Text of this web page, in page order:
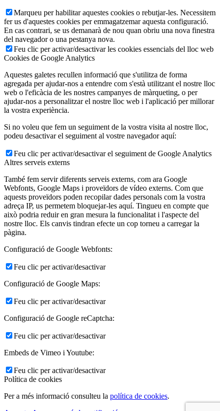
Marqueu per habilitar aquestes cookies o rebutjar-les. Necessitem
fer us d'aquestes cookies per emmagatzemar aquesta configuració.
En cas contrari, se us demanarà de nou quan obriu una nova finestra
del navegador o una pestanya nova.
Feu clic per activar/desactivar les cookies essencials del lloc web
Cookies de Google Analytics
Aquestes galetes recullen informació que s'utilitza de forma
agregada per ajudar-nos a entendre com s'està utilitzant el nostre lloc
web o l'eficàcia de les nostres campanyes de màrqueting, o per
ajudar-nos a personalitzar el nostre lloc web i l'aplicació per millorar
la vostra experiència.
Si no voleu que fem un seguiment de la vostra visita al nostre lloc,
podeu desactivar el seguiment al vostre navegador aquí:
Feu clic per activar/desactivar el seguiment de Google Analytics
Altres serveis externs
També fem servir diferents serveis externs, com ara Google
Webfonts, Google Maps i proveïdors de vídeo externs. Com que
aquests proveïdors poden recopilar dades personals com la vostra
adreça IP, us permetem bloquejar-les aquí. Tingueu en compte que
això podria reduir en gran mesura la funcionalitat i l'aspecte del
nostre lloc. Els canvis tindran efecte un cop torneu a carregar la
pàgina.
Configuració de Google Webfonts:
Feu clic per activar/desactivar
Configuració de Google Maps:
Feu clic per activar/desactivar
Configuració de Google reCaptcha:
Feu clic per activar/desactivar
Embeds de Vimeo i Youtube:
Feu clic per activar/desactivar
Política de cookies
Per a més informació consulteu la política de cookies.